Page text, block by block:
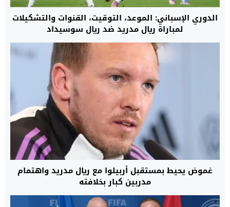
الدوري الإسباني: الموعد، التوقيت، القنوات والتشكيلات
لمباراة ريال مدريد ضد ريال سوسيداد
غموض يحيط بمستقبل أربيلوا مع ريال مدريد واهتمام
مدربين كبار بخلافته